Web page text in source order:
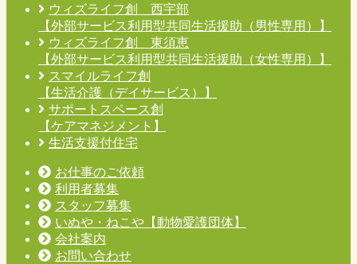
ウィズライフ創 西宇部
【外部サービス利用型共同生活援助（男性専用）】
ウィズライフ創 東須恵
【外部サービス利用型共同生活援助（女性専用）】
スマイルライフ創
【生活介護（デイサービス）】
サポートスペース創
【ケアマネジメント】
生活支援付住宅
お仕事のご依頼
利用者募集
スタッフ募集
いぬや・ねこや【動物愛護団体】
会社案内
お問い合わせ